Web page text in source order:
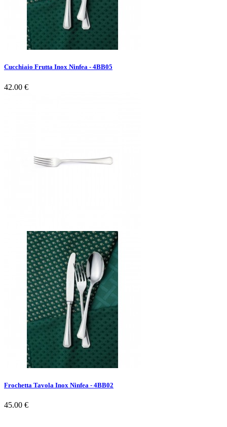
Cucchiaio Frutta Inox Ninfea - 4BB05
42.00 €
Frochetta Tavola Inox Ninfea - 4BB02
45.00 €